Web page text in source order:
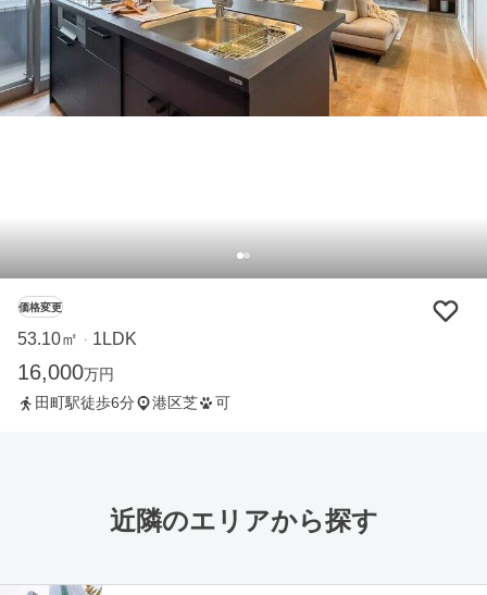
価格変更
53.10㎡ ・ 1LDK
16,000万円
田町駅徒歩6分
港区芝 可
近隣のエリアから探す